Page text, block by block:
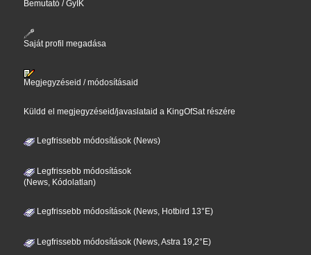
Bemutató / GyIK
Saját profil megadása
Megjegyzéseid / módosításaid
Küldd el megjegyzéseid/javaslataid a KingOfSat részére
Legfrissebb módosítások (News)
Legfrissebb módosítások
(News, Kódolatlan)
Legfrissebb módosítások (News, Hotbird 13°E)
Legfrissebb módosítások (News, Astra 19,2°E)